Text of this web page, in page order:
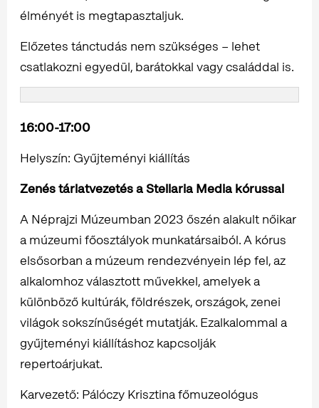
élményét is megtapasztaljuk.
Előzetes tánctudás nem szükséges – lehet
csatlakozni egyedül, barátokkal vagy családdal is.
16:00-17:00
Helyszín: Gyűjteményi kiállítás
Zenés tárlatvezetés a Stellaria Media kórussal
A Néprajzi Múzeumban 2023 őszén alakult nőikar
a múzeumi főosztályok munkatársaiból. A kórus
elsősorban a múzeum rendezvényein lép fel, az
alkalomhoz választott művekkel, amelyek a
különböző kultúrák, földrészek, országok, zenei
világok sokszínűségét mutatják. Ezalkalommal a
gyűjteményi kiállításhoz kapcsolják
repertoárjukat.
Karvezető: Pálóczy Krisztina főmuzeológus